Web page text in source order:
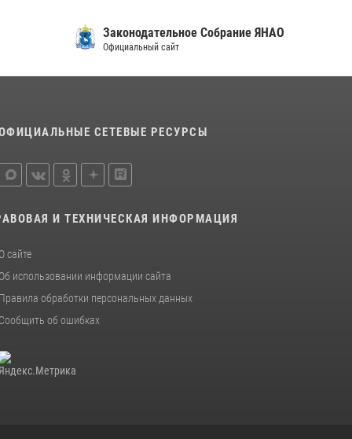
Законодательное Собрание ЯНАО
Официальный сайт
СЕТЕВЫЕ РЕСУРСЫ
И ТЕХНИЧЕСКАЯ ИНФОРМАЦИЯ
О сайте
Об использовании информации сайта
Правила обработки персональных данных
Сообщить об ошибках